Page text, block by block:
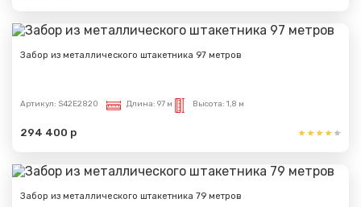
Забор из металлического штакетника 97 метров
Артикул: S42E2820 Длина: 97 м Высота: 1,8 м
294 400 р
Забор из металлического штакетника 79 метров